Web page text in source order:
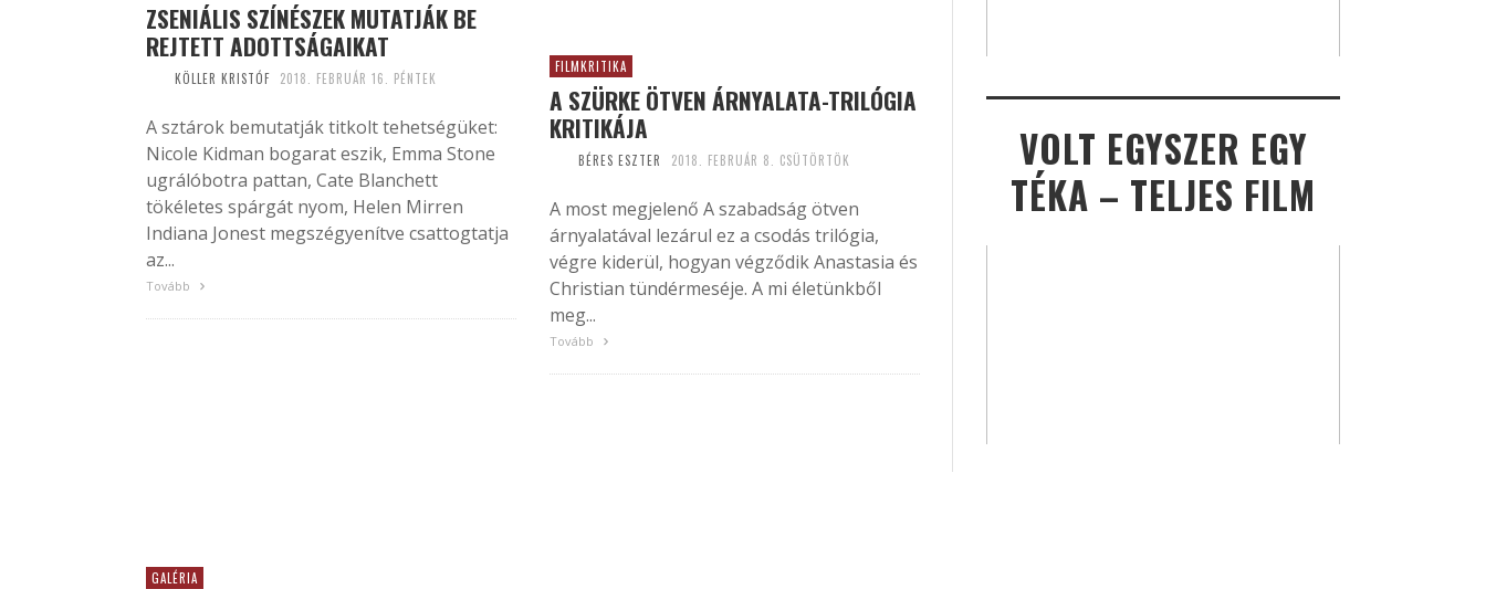
ZSENIÁLIS SZÍNÉSZEK MUTATJÁK BE
REJTETT ADOTTSÁGAIKAT
KÖLLER KRISTÓF 2018. FEBRUÁR 16. PÉNTEK
A sztárok bemutatják titkolt tehetségüket:
Nicole Kidman bogarat eszik, Emma Stone
ugrálóbotra pattan, Cate Blanchett
tökéletes spárgát nyom, Helen Mirren
Indiana Jonest megszégyenítve csattogtatja
az...
Tovább
FILMKRITIKA
A SZÜRKE ÖTVEN ÁRNYALATA-TRILÓGIA
KRITIKÁJA
BÉRES ESZTER 2018. FEBRUÁR 8. CSÜTÖRTÖK
A most megjelenő A szabadság ötven
árnyalatával lezárul ez a csodás trilógia,
végre kiderül, hogyan végződik Anastasia és
Christian tündérmeséje. A mi életünkből
meg...
Tovább
GALÉRIA
VOLT EGYSZER EGY
TÉKA – TELJES FILM